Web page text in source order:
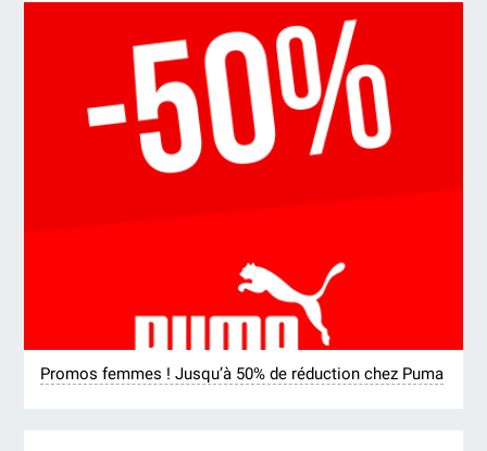
Promos femmes ! Jusqu’à 50% de réduction chez Puma